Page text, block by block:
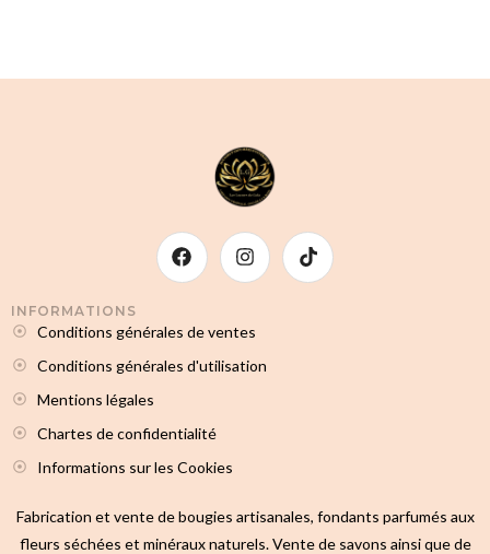
INFORMATIONS
Conditions générales de ventes
Conditions générales d'utilisation
Mentions légales
Chartes de confidentialité
Informations sur les Cookies
Fabrication et vente de bougies artisanales, fondants parfumés aux
fleurs séchées et minéraux naturels. Vente de savons ainsi que de